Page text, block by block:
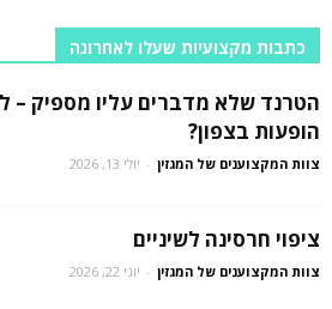
כתבות מקצועיות שעלו לאחרונה
הטרנד שלא מדברים עליו מספיק –
הופעות בצפון?
צוות המקצוענים של המגזין - יולי 13, 2026
ציפוי חרסינה לשיניים
צוות המקצוענים של המגזין - יוני 22, 2026